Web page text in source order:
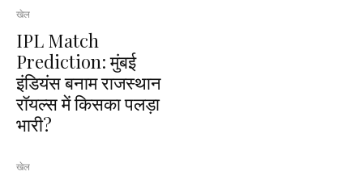
खेल
IPL Match
Prediction: मुंबई
इंडियंस बनाम राजस्थान
रॉयल्स में किसका पलड़ा
भारी?
खेल